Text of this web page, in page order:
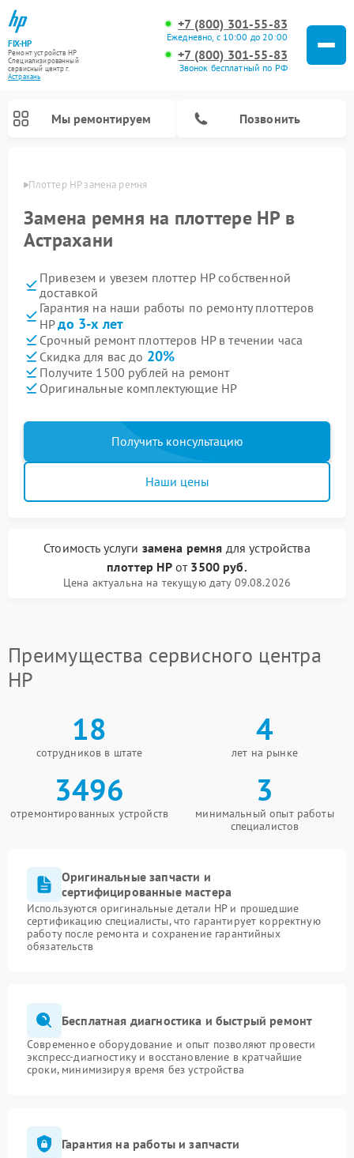
FIX-HP
Ремонт устройств HP
Специализированный
cервисный центр г.
Астрахань
+7 (800) 301-55-83
Ежедневно, с 10:00 до 20:00
+7 (800) 301-55-83
Звонок бесплатный по РФ
Мы ремонтируем Позвонить
Плоттер HP замена ремня
Замена ремня на плоттере HP в
Астрахани
Привезем и увезем плоттер HP собственной
доставкой
Гарантия на наши работы по ремонту плоттеров
HPдо 3-х лет
Срочный ремонт плоттеров HP в течении часа
Скидка для вас до 20%
Получите 1500 рублей на ремонт
Оригинальные комплектующие HP
Получить консультацию
Наши цены
Стоимость услуги замена ремня для устройства
плоттер HPот 3500 руб.
Цена актуальна на текущую дату 09.08.2026
Преимущества сервисного центра
HP
18
сотрудников в штате
4
лет на рынке
3496
отремонтированных устройств
3
минимальный опыт работы
специалистов
Оригинальные запчасти и
сертифицированные мастера
Используются оригинальные детали HP и прошедшие
сертификацию специалисты, что гарантирует корректную
работу после ремонта и сохранение гарантийных
обязательств
Бесплатная диагностика и быстрый ремонт
Современное оборудование и опыт позволяют провести
экспресс-диагностику и восстановление в кратчайшие
сроки, минимизируя время без устройства
Гарантия на работы и запчасти